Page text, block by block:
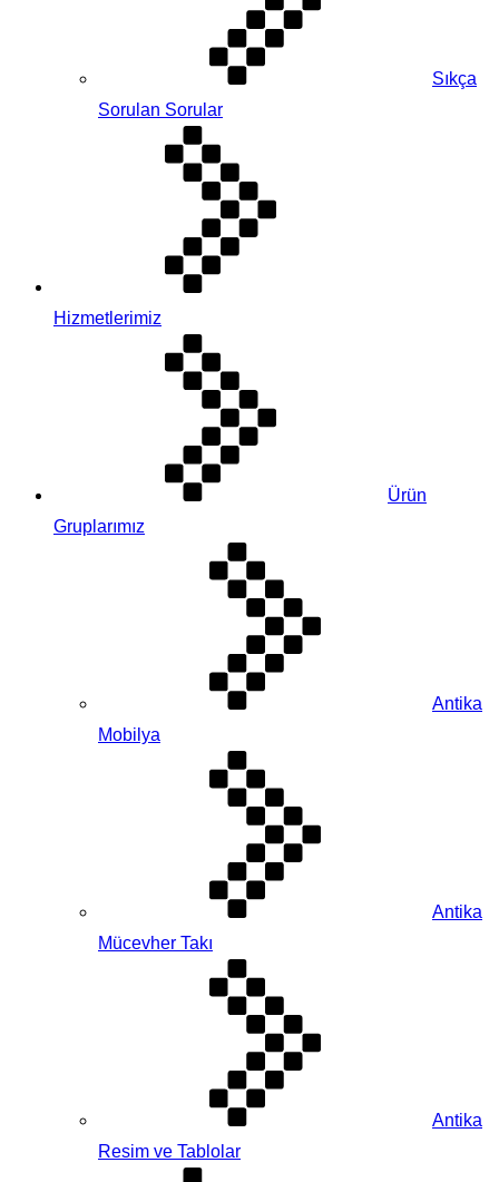
Sıkça
Sorulan Sorular
Hizmetlerimiz
Ürün
Gruplarımız
Antika
Mobilya
Antika
Mücevher Takı
Antika
Resim ve Tablolar